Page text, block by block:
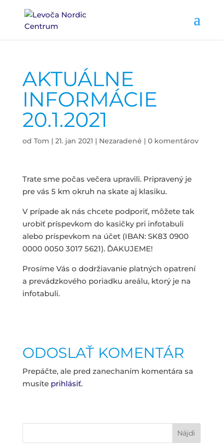
AKTUÁLNE
INFORMÁCIE
20.1.2021
od Tom | 21. jan 2021 | Nezaradené | 0 komentárov
Trate sme počas večera upravili. Pripravený je
pre vás 5 km okruh na skate aj klasiku.
V prípade ak nás chcete podporiť, môžete tak
urobiť príspevkom do kasičky pri infotabuli
alebo príspevkom na účet (IBAN: SK83 0900
0000 0050 3017 5621). ĎAKUJEME!
Prosíme Vás o dodržiavanie platných opatrení
a prevádzkového poriadku areálu, ktorý je na
infotabuli.
ODOSLAŤ KOMENTÁR
Prepáčte, ale pred zanechaním komentára sa
musíte prihlásiť.